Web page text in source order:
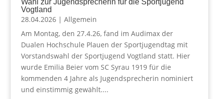
Vogtland
28.04.2026| Allgemein
Am Montag, den 27.4.26, fand im Audimax der
Dualen Hochschule Plauen der Sportjugendtag mit
Vorstandswahl der Sportjugend Vogtland statt. Hier
wurde Emilia Beier vom SC Syrau 1919 für die
kommenden 4 Jahre als Jugendsprecherin nominiert
und einstimmig gewählt....